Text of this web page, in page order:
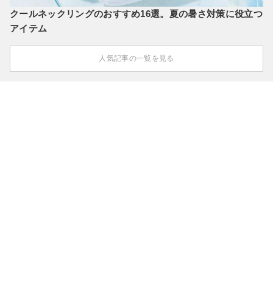
クールネックリングのおすすめ16選。夏の暑さ対策に役立つ
アイテム
人気記事の一覧を見る